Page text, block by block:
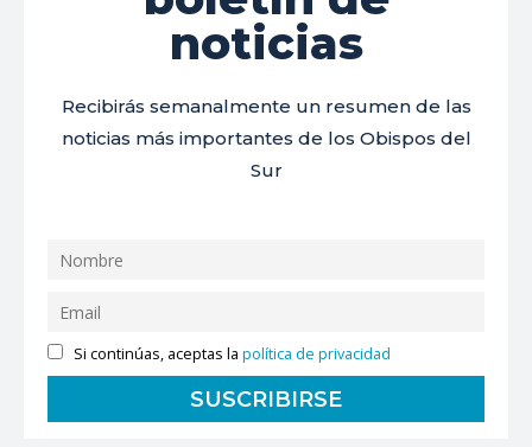
noticias
Recibirás semanalmente un resumen de las
noticias más importantes de los Obispos del
Sur
Si continúas, aceptas lapolítica de privacidad